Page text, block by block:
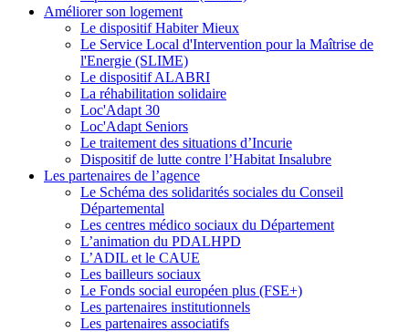
Améliorer son logement
Le dispositif Habiter Mieux
Le Service Local d'Intervention pour la Maîtrise de
l'Energie (SLIME)
Le dispositif ALABRI
La réhabilitation solidaire
Loc'Adapt 30
Loc'Adapt Seniors
Le traitement des situations d’Incurie
Dispositif de lutte contre l’Habitat Insalubre
Les partenaires de l’agence
Le Schéma des solidarités sociales du Conseil
Départemental
Les centres médico sociaux du Département
L’animation du PDALHPD
L’ADIL et le CAUE
Les bailleurs sociaux
Le Fonds social européen plus (FSE+)
Les partenaires institutionnels
Les partenaires associatifs